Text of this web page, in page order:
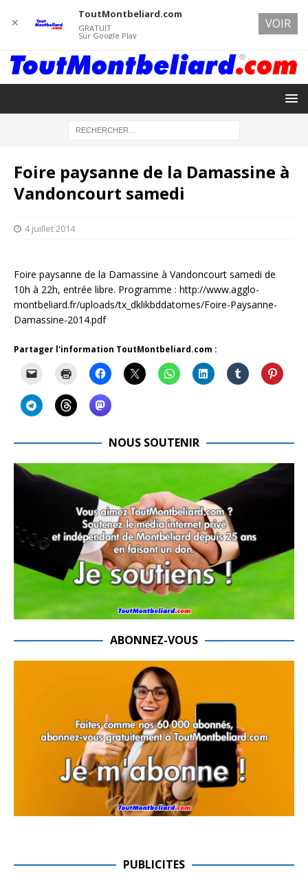
Foire paysanne de la Damassine à
Vandoncourt samedi
4 juillet 2014
Foire paysanne de la Damassine à Vandoncourt samedi de
10h à 22h, entrée libre. Programme : http://www.agglo-
montbeliard.fr/uploads/tx_dklikbddatomes/Foire-Paysanne-
Damassine-2014.pdf
Partager l'information ToutMontbeliard.com :
NOUS SOUTENIR
ABONNEZ-VOUS
PUBLICITES
✕
ToutMontbeliard.com
GRATUIT
Sur Google Play
VOIR